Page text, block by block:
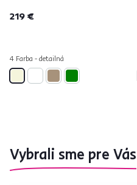
219 €
4 Farba - detailná
Vybrali sme pre Vás